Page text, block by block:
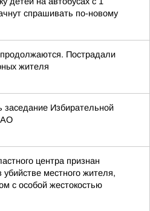
спрашивать по-новому
Пострадали
жителя
заседание Избирательной
центра признан
местного жителя,
с особой жестокостью